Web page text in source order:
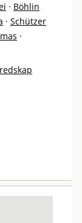
· Böhlin
· Schützer
·